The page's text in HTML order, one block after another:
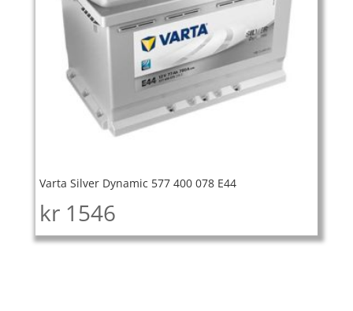
Varta Silver Dynamic 577 400 078 E44
kr 1546